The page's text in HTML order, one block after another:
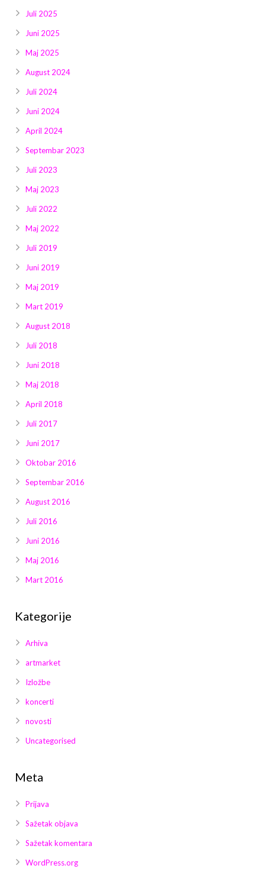
Juli 2025
Juni 2025
Maj 2025
August 2024
Juli 2024
Juni 2024
April 2024
Septembar 2023
Juli 2023
Maj 2023
Juli 2022
Maj 2022
Juli 2019
Juni 2019
Maj 2019
Mart 2019
August 2018
Juli 2018
Juni 2018
Maj 2018
April 2018
Juli 2017
Juni 2017
Oktobar 2016
Septembar 2016
August 2016
Juli 2016
Juni 2016
Maj 2016
Mart 2016
Kategorije
Arhiva
artmarket
Izložbe
koncerti
novosti
Uncategorised
Meta
Prijava
Sažetak objava
Sažetak komentara
WordPress.org